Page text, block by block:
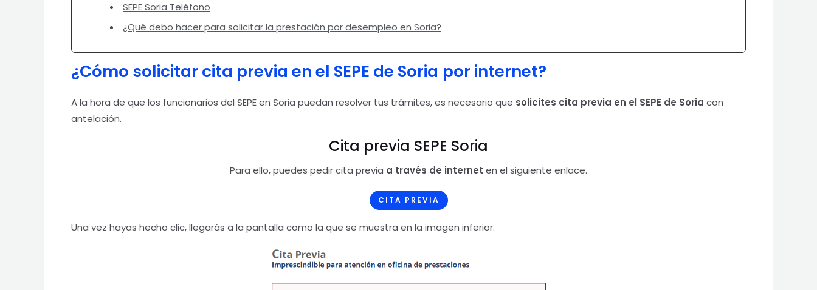
SEPE Soria Teléfono
¿Qué debo hacer para solicitar la prestación por desempleo en Soria?
¿Cómo solicitar cita previa en el SEPE de Soria por internet?
A la hora de que los funcionarios del SEPE en Soria puedan resolver tus trámites, es necesario que solicites cita previa en el SEPE de Soria con
antelación.
Cita previa SEPE Soria
Para ello, puedes pedir cita previa a través de internet en el siguiente enlace.
CITA PREVIA
Una vez hayas hecho clic, llegarás a la pantalla como la que se muestra en la imagen inferior.